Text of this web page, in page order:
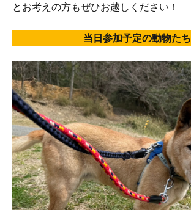
とお考えの方もぜひお越しください！
当日参加予定の動物たち